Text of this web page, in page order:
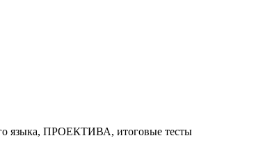
языка, ПРОЕКТИВА, итоговые тесты